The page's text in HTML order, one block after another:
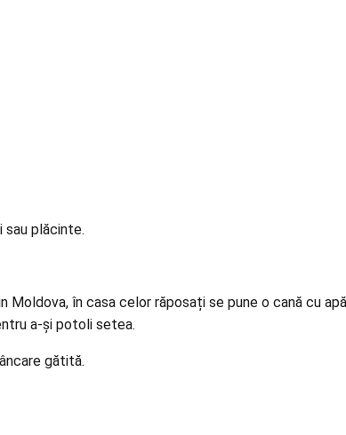
sau plăcinte.
în casa celor răposați se pune o cană cu
a-și potoli setea.
gătită.